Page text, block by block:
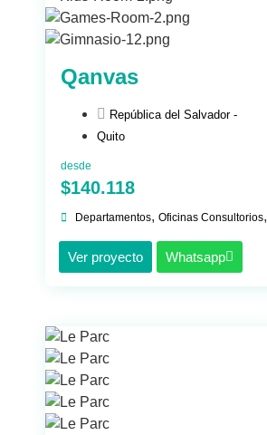
Qanvas
República del Salvador -
Quito
desde
$140.118
Departamentos, Oficinas Consultorios,
Ver proyecto Whatsapp